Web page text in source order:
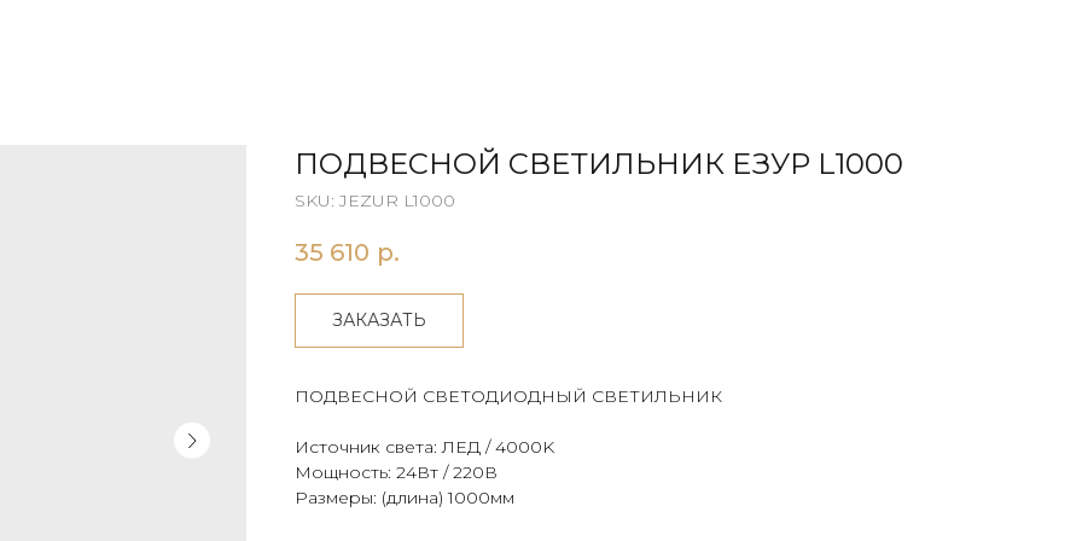
ПОДВЕСНОЙ СВЕТИЛЬНИК ЕЗУР L1000
SKU: JEZUR L1000
35 610 р.
ЗАКАЗАТЬ
ПОДВЕСНОЙ СВЕТОДИОДНЫЙ СВЕТИЛЬНИК
Источник света: ЛЕД / 4000K
Мощность: 24Вт / 220В
Размеры: (длина) 1000мм